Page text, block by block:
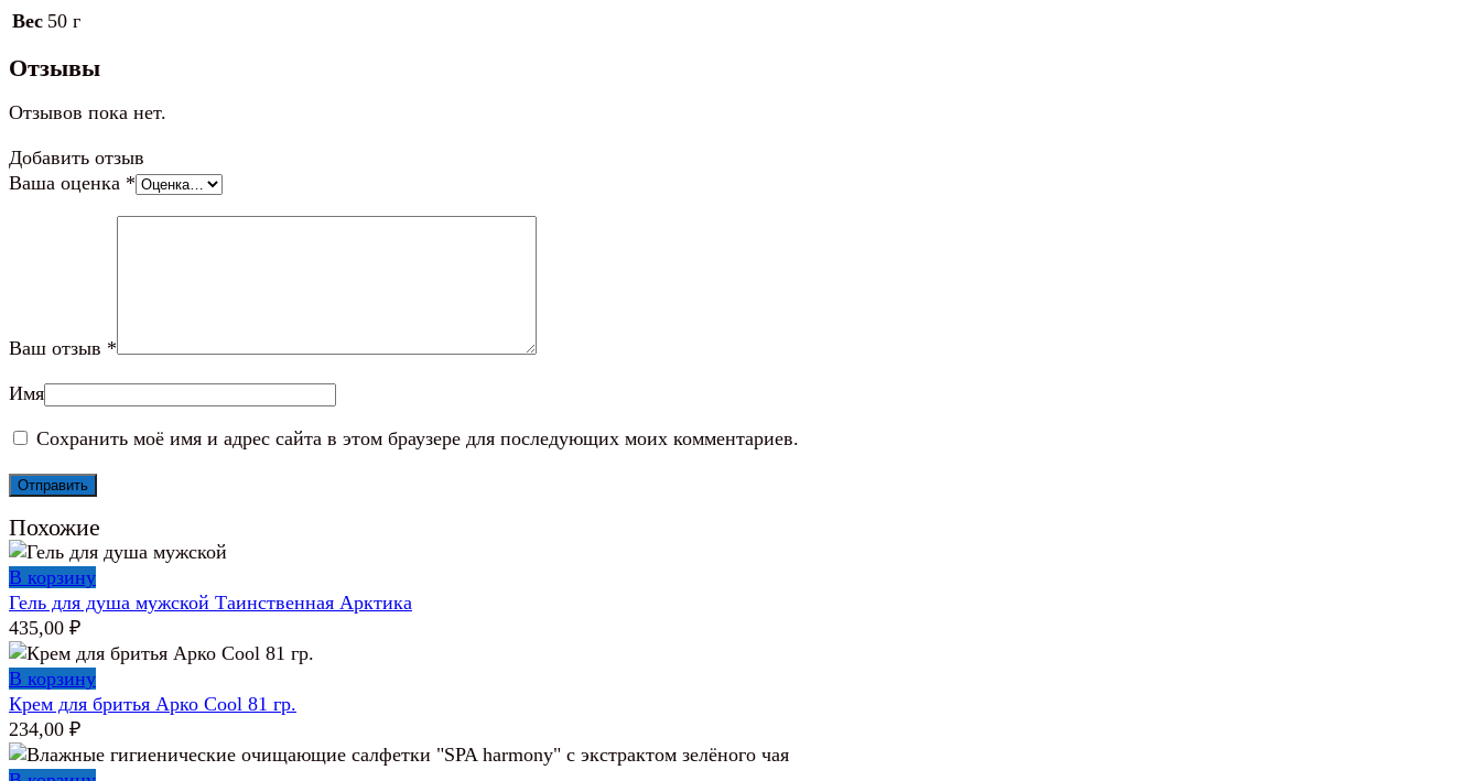
Вес 50 г
Отзывы
Отзывов пока нет.
Добавить отзыв
Ваша оценка *
Ваш отзыв *
Имя
Сохранить моё имя и адрес сайта в этом браузере для последующих моих комментариев.
Похожие
В корзину
Гель для душа мужской Таинственная Арктика
435,00 ₽
В корзину
Крем для бритья Арко Cool 81 гр.
234,00 ₽